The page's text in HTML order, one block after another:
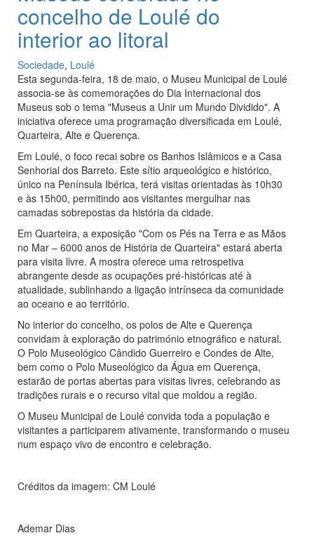
concelho de Loulé do
interior ao litoral
Sociedade, Loulé
Esta segunda-feira, 18 de maio, o Museu Municipal de Loulé
associa-se às comemorações do Dia Internacional dos
Museus sob o tema "Museus a Unir um Mundo Dividido". A
iniciativa oferece uma programação diversificada em Loulé,
Quarteira, Alte e Querença.
Em Loulé, o foco recai sobre os Banhos Islâmicos e a Casa
Senhorial dos Barreto. Este sítio arqueológico e histórico,
único na Península Ibérica, terá visitas orientadas às 10h30
e às 15h00, permitindo aos visitantes mergulhar nas
camadas sobrepostas da história da cidade.
Em Quarteira, a exposição "Com os Pés na Terra e as Mãos
no Mar – 6000 anos de História de Quarteira" estará aberta
para visita livre. A mostra oferece uma retrospetiva
abrangente desde as ocupações pré-históricas até à
atualidade, sublinhando a ligação intrínseca da comunidade
ao oceano e ao território.
No interior do concelho, os polos de Alte e Querença
convidam à exploração do património etnográfico e natural.
O Polo Museológico Cândido Guerreiro e Condes de Alte,
bem como o Polo Museológico da Água em Querença,
estarão de portas abertas para visitas livres, celebrando as
tradições rurais e o recurso vital que moldou a região.
O Museu Municipal de Loulé convida toda a população e
visitantes a participarem ativamente, transformando o museu
num espaço vivo de encontro e celebração.
Créditos da imagem: CM Loulé
Ademar Dias